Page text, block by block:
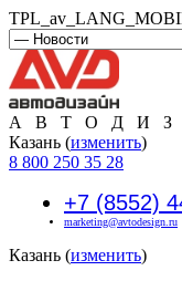
А В Т О Д И З
Казань (изменить)
8 800 250 35 28
+7 (8552)
marketing@avtodesign.ru
Казань (изменить)